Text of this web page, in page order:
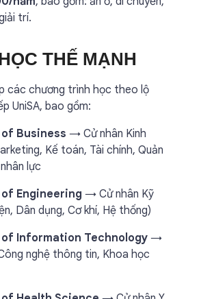
trí.
THẾ MẠNH
các chương trình học theo lộ
UniSA, bao gồm:
Business → Cử nhân Kinh
Kế toán, Tài chính, Quản
lực
of Engineering → Cử nhân Kỹ
Dân dụng, Cơ khí, Hệ thống)
of Information Technology →
nghệ thông tin, Khoa học